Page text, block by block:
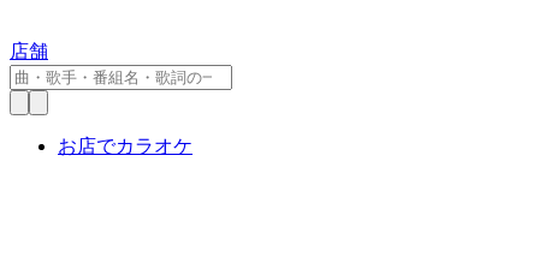
店舗
お店でカラオケ